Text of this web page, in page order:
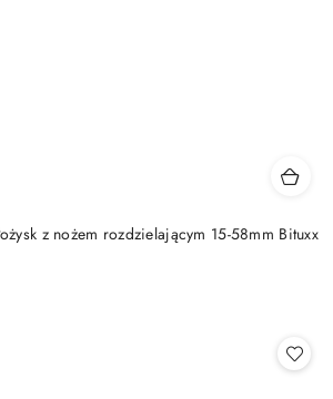
z nożem rozdzielającym 15-58mm Bituxx